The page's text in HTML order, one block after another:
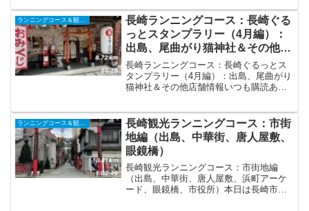
弱、往復してきました。走行条件＆結
果・気温17℃、...
ランニングコース＆観光ラン
長崎ランニングコース：長崎ぐる
っとスタンプラリー（4月編）：
出島、尾曲がり猫神社＆その他店
舗情報
長崎ランニングコース：長崎ぐるっとス
タンプラリー（4月編）：出島、尾曲がり
猫神社＆その他店舗情報いつも購読あり
がり猫神社を廻りました。↓前回のスタン
プラリーの様子はこち...
長崎観光ランニングコース：市街
地編（出島、中華街、唐人屋敷、
眼鏡橋）
長崎観光ランニングコース：市街地編
（出島、中華街、唐人屋敷、浜町アーケ
ード、眼鏡橋、市役所）本日は長崎市の